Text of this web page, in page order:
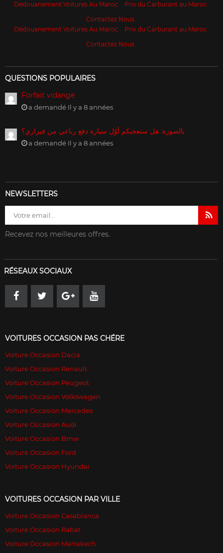
Dédouanement Voitures Au Maroc
Prix du Carburant au Maroc
Contactez Nous
Dédouanement Voitures Au Maroc
Prix du Carburant au Maroc
Contactez Nous
QUESTIONS POPULAIRES
Forfait vidange
a demandé Il y a 8 années
بالصورة: هل ستعجبكم أوّل سيارة دفع رباعي من فيراري؟
a demandé Il y a 8 années
NEWSLETTERS
Recevez nos meilleures offres.
RÉSEAUX SOCIAUX
VOITURES OCCASION PAS CHÉRE
Voiture Occasion Dacia
Voiture Occasion Renault
Voiture Occasion Peugeot
Voiture Occasion Volkswagen
Voiture Occasion Mercedes
Voiture Occasion Audi
Voiture Occasion Bmw
Voiture Occasion Ford
Voiture Occasion Hyundai
VOITURES OCCASION PAR VILLE
Voiture Occasion Casablanca
Voiture Occasion Rabat
Voiture Occasion Marrakech